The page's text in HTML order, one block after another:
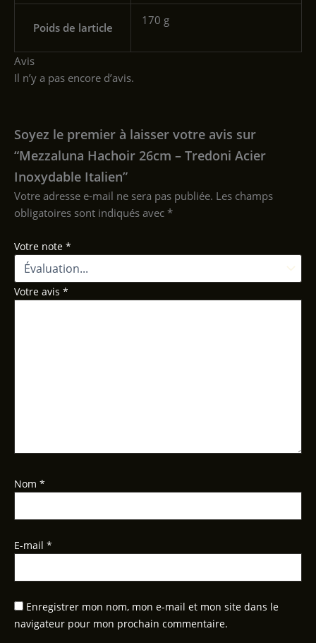
Poids de larticle
‎170 g
Avis
Il n’y a pas encore d’avis.
Soyez le premier à laisser votre avis sur
“Mezzaluna Hachoir 26cm – Tredoni Acier
Inoxydable Italien”
Votre adresse e-mail ne sera pas publiée. Les champs
obligatoires sont indiqués avec *
Votre note *
Votre avis *
Nom *
E-mail *
Enregistrer mon nom, mon e-mail et mon site dans le
navigateur pour mon prochain commentaire.